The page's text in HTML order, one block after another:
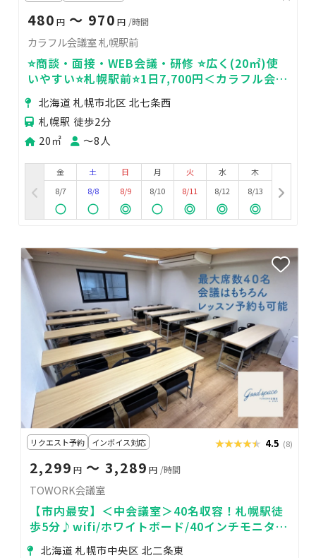
480 円 〜 970 円 /時間
カラフル会議室 札幌駅前
⭐️商談・面接・WEB会議・研修 ⭐️広く(20㎡)使
いやすい⭐️札幌駅前⭐️1日7,700円＜カラフル会議
室🌈＞
北海道 札幌市北区 北七条西
札幌駅 徒歩2分
20㎡
〜8人
金
8/7
土
8/8
日
8/9
月
8/10
火
8/11
水
8/12
木
8/13
リクエスト予約 インボイス対応 ★★★★★
★★★★★ 4.5 (8)
2,299 円〜 3,289 円 /時間
TOWORK会議室
【市内最安】＜中会議室＞40名収容！札幌駅徒
歩5分♪wifi/ホワイトボード/40インチモニター
無料北海道 札幌市中央区 北二条東